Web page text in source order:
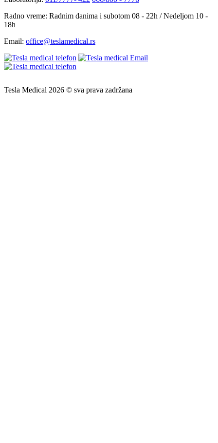
Radno vreme: Radnim danima i subotom 08 - 22h / Nedeljom 10 -
18h
Email: office@teslamedical.rs
Tesla Medical 2026 © sva prava zadržana